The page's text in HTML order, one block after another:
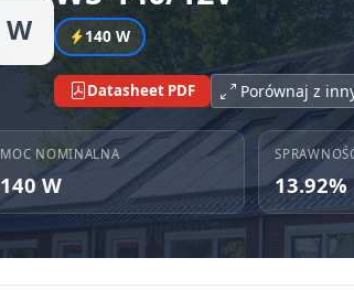
W 140 W
Datasheet PDF Porównaj z
MOC NOMINALNA
140 W 13.92%